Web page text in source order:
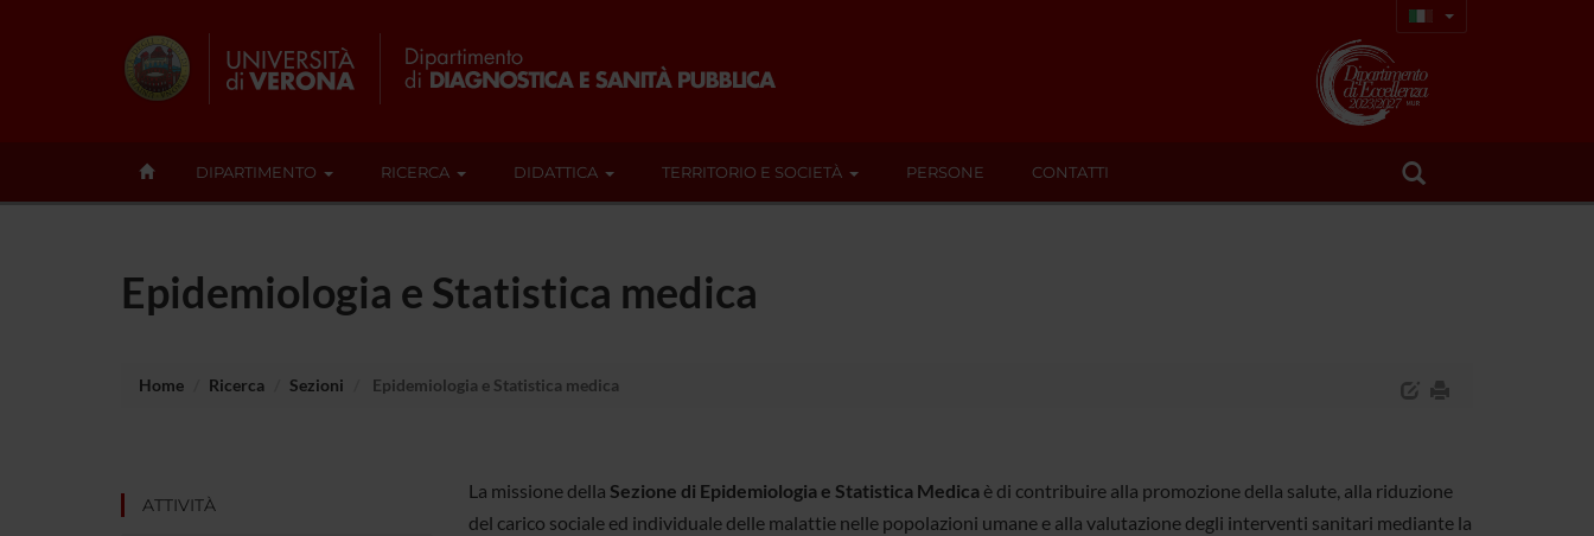
DIPARTIMENTO RICERCA DIDATTICA TERRITORIO E SOCIETÀ PERSONE CONTATTI
Epidemiologia e Statistica medica
Home Ricerca Sezioni Epidemiologia e Statistica medica
ATTIVITÀ
La missione della Sezione di Epidemiologia e Statistica Medicaè di contribuire alla promozione della salute, alla riduzione
del carico sociale ed individuale delle malattie nelle popolazioni umane e alla valutazione degli interventi sanitari mediante la